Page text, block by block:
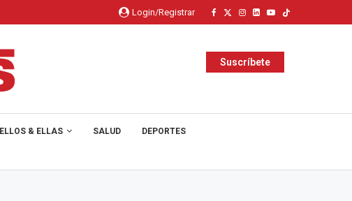
Login/Registrar
Suscríbete
ELLOS & ELLAS SALUD DEPORTES